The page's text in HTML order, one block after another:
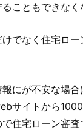
こともできなく
でなく住宅ロ
にが不安な場
サイトから
住宅ローン審